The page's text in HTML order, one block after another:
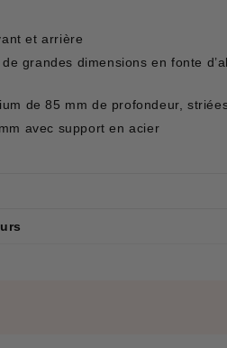
et arrière
grandes dimensions en fonte
de 85 mm de profondeur,
avec support en acier